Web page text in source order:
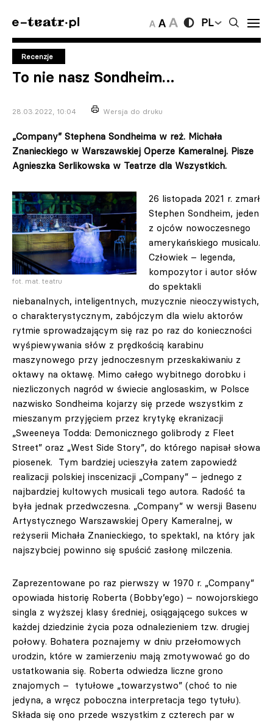
PL
Recenzje
To nie nasz Sondheim…
28.03.2022, 10:04 Wersja do druku
„Company” Stephena Sondheima w reż. Michała
Znanieckiego w Warszawskiej Operze Kameralnej. Pisze
Agnieszka Serlikowska w Teatrze dla Wszystkich.
fot. mat. teatru
26 listopada 2021 r. zmarł
Stephen Sondheim, jeden
z ojców nowoczesnego
amerykańskiego musicalu.
Człowiek – legenda,
kompozytor i autor słów
do spektakli
niebanalnych, inteligentnych, muzycznie nieoczywistych,
o charakterystycznym, zabójczym dla wielu aktorów
rytmie sprowadzającym się raz po raz do konieczności
wyśpiewywania słów z prędkością karabinu
maszynowego przy jednoczesnym przeskakiwaniu z
oktawy na oktawę. Mimo całego wybitnego dorobku i
niezliczonych nagród w świecie anglosaskim, w Polsce
nazwisko Sondheima kojarzy się przede wszystkim z
mieszanym przyjęciem przez krytykę ekranizacji
„Sweeneya Todda: Demonicznego golibrody z Fleet
Street” oraz „West Side Story”, do którego napisał słowa
piosenek. Tym bardziej ucieszyła zatem zapowiedź
realizacji polskiej inscenizacji „Company” – jednego z
najbardziej kultowych musicali tego autora. Radość ta
była jednak przedwczesna. „Company” w wersji Basenu
Artystycznego Warszawskiej Opery Kameralnej, w
reżyserii Michała Znanieckiego, to spektakl, na który jak
najszybciej powinno się spuścić zasłonę milczenia.
Zaprezentowane po raz pierwszy w 1970 r. „Company”
opowiada historię Roberta (Bobby’ego) – nowojorskiego
singla z wyższej klasy średniej, osiągającego sukces w
każdej dziedzinie życia poza odnalezieniem tzw. drugiej
połowy. Bohatera poznajemy w dniu przełomowych
urodzin, które w zamierzeniu mają zmotywować go do
ustatkowania się. Roberta odwiedza liczne grono
znajomych – tytułowe „towarzystwo” (choć to nie
jedyna, a wręcz poboczna interpretacja tego tytułu).
Składa się ono przede wszystkim z czterech par w